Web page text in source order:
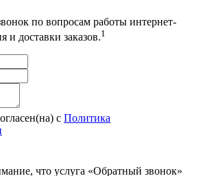
по вопросам работы интернет-
и доставки заказов.1
с Политика
что услуга «Обратный звонок»